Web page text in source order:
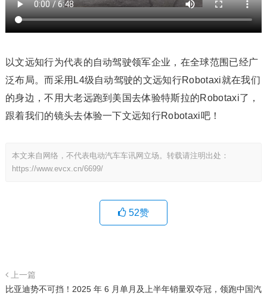
以文远知行为代表的自动驾驶领军企业，在全球范围已经广
泛布局。而采用L4级自动驾驶的文远知行Robotaxi就在我们
的身边，不用大老远跑到美国去体验特斯拉的Robotaxi了，
跟着我们的镜头去体验一下文远知行Robotaxi吧！
本文来自网络，不代表电动汽车车讯网立场。转载请注明出处：
https://www.evcx.cn/6699/
52赞
上一篇
比亚迪势不可挡！2025 年 6 月单月及上半年销量双夺冠，领跑中国汽